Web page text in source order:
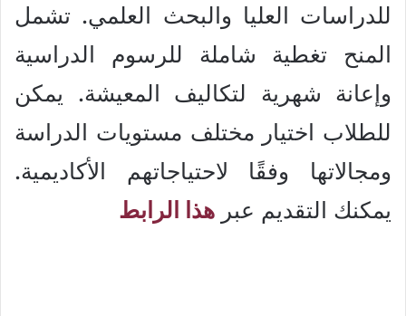
للدراسات العليا والبحث العلمي. تشمل
المنح تغطية شاملة للرسوم الدراسية
وإعانة شهرية لتكاليف المعيشة. يمكن
للطلاب اختيار مختلف مستويات الدراسة
ومجالاتها وفقًا لاحتياجاتهم الأكاديمية.
يمكنك التقديم عبر هذا الرابط